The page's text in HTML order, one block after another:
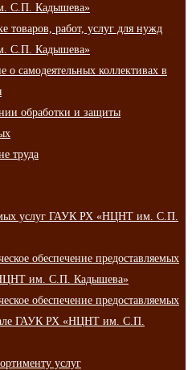
С.П. Кадышева»
товаров, работ, услуг для нужд
С.П. Кадышева»
самодеятельных коллективах в
обработки и защиты
труда
услуг ГАУК РХ «НЦНТ им. С.П.
обеспечение предоставляемых
им. С.П. Кадышева»
обеспечение предоставляемых
ГАУК РХ «НЦНТ им. С.П.
услуг